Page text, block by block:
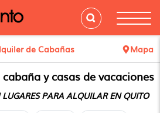
de Cabañas Mapa
y casas de vacaciones
LUGARESPARA ALQUILAR EN QUITO